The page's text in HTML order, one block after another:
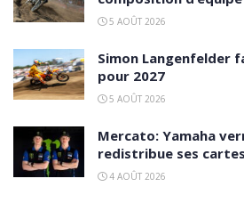
5 AOÛT 2026
Simon Langenfelder
pour 2027
5 AOÛT 2026
Mercato: Yamaha
redistribue ses
4 AOÛT 2026